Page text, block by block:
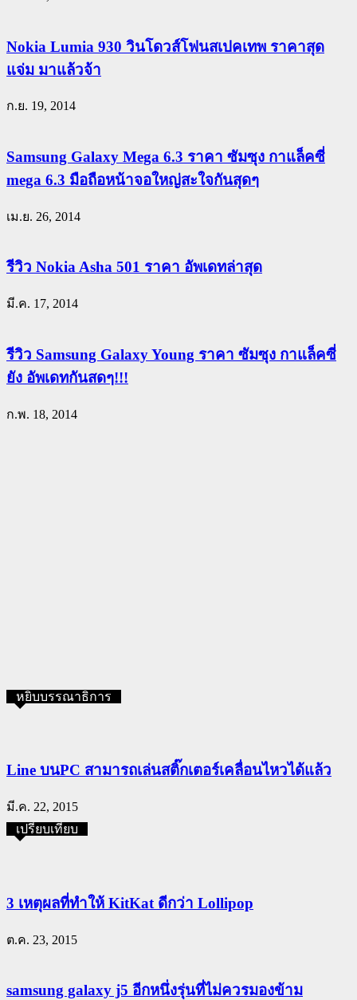
Nokia Lumia 930 วินโดวส์โฟนสเปคเทพ ราคาสุด
แจ่ม มาแล้วจ้า
ก.ย. 19, 2014
Samsung Galaxy Mega 6.3 ราคา ซัมซุง กาแล็คซี่
mega 6.3 มือถือหน้าจอใหญ่สะใจกันสุดๆ
เม.ย. 26, 2014
รีวิว Nokia Asha 501 ราคา อัพเดทล่าสุด
มี.ค. 17, 2014
รีวิว Samsung Galaxy Young ราคา ซัมซุง กาแล็คซี่
ยัง อัพเดทกันสดๆ!!!
ก.พ. 18, 2014
หยิบบรรณาธิการ
Line บนPC สามารถเล่นสติ๊กเตอร์เคลื่อนไหวได้แล้ว
มี.ค. 22, 2015
เปรียบเทียบ
3 เหตุผลที่ทำให้ KitKat ดีกว่า Lollipop
ต.ค. 23, 2015
samsung galaxy j5 อีกหนึ่งรุ่นที่ไม่ควรมองข้าม